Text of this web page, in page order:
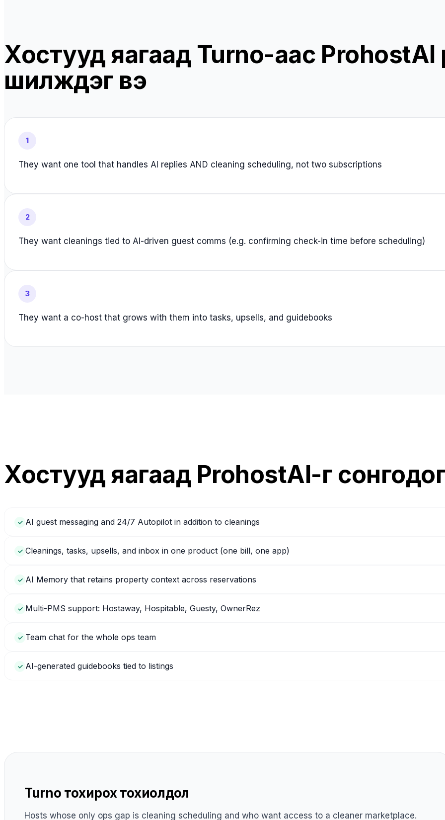
Хостууд яагаад Turno-аас ProhostAI
шилждэг вэ
1
They want one tool that handles AI replies AND cleaning scheduling, not two subscriptions
2
They want cleanings tied to AI-driven guest comms (e.g. confirming check-in time before scheduling)
3
They want a co-host that grows with them into tasks, upsells, and guidebooks
Хостууд яагаад ProhostAI-г
✓ AI guest messaging and 24/7 Autopilot in addition to cleanings
✓ Cleanings, tasks, upsells, and inbox in one product (one bill, one app)
✓ AI Memory that retains property context across reservations
✓ Multi-PMS support: Hostaway, Hospitable, Guesty, OwnerRez
✓ Team chat for the whole ops team
✓ AI-generated guidebooks tied to listings
Turno тохирох тохиолдол
Hosts whose only ops gap is cleaning scheduling and who want access to a cleaner marketplace.